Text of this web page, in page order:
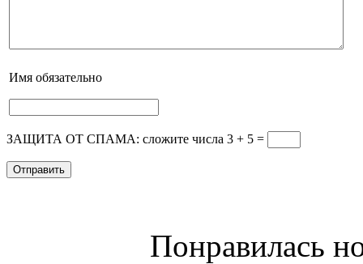
Имя обязательно
ЗАЩИТА ОТ СПАМА: сложите числа 3 + 5 =
Понравилась